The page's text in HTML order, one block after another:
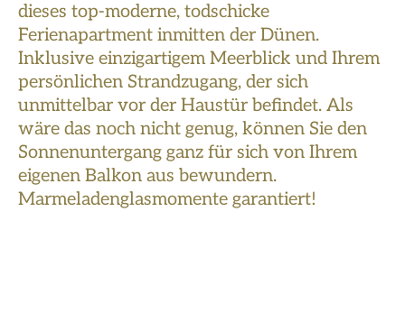
dieses top-moderne, todschicke
Ferienapartment inmitten der Dünen.
Inklusive einzigartigem Meerblick und Ihrem
persönlichen Strandzugang, der sich
unmittelbar vor der Haustür befindet. Als
wäre das noch nicht genug, können Sie den
Sonnenuntergang ganz für sich von Ihrem
eigenen Balkon aus bewundern.
Marmeladenglasmomente garantiert!